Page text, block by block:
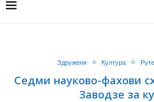
Здруженя Култура
Седми науково-фахови
Заводзе за